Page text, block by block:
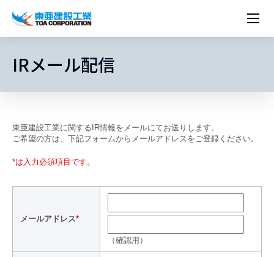
経営理念
プレスリリース
営業種目
役員一覧
コーポレートメッセージ
シンボルマーク「三羽の鶴」
関連書籍
東亜の歩み ～From 1908 to 2008～
株主・投資家情報
トップメッセージ
中期経営計画資料
IRニュース
最新IR資料
IRカレンダー
シェアードリサーチレポート
経営方針
IRライブラリー
IRイベント
IRサポート
ESGに関する外部評価
実績紹介
施設・用途別
海外から探す
現場レポート
サステナビリティ経営
重要課題とKPI
DX戦略
統合報告書
環境マネジメント
カーボンニュートラルへの取組み
生物多様性
（自然関連の情報開示）
人材育成
健康経営
労働安全衛生
品質向上
マルチステークホルダー方針
コンプライアンス
リスクマネジメント
情報セキュリティ
AI活用ポリシー
ESGに関する外部評価
施設・用途から探す
土木技術一覧
所有船舶一覧
海の相談室
冷蔵倉庫の相談室
お問い合わせ
新卒・第二新卒採用情報
カムバック採用
コーポレートメッセージ
IRメール配信